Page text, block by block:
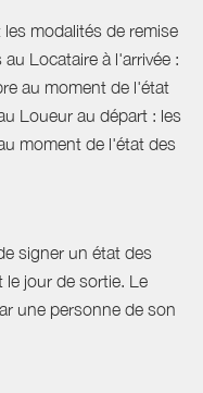
modalités de remise
Locataire à l'arrivée :
au moment de l'état
Loueur au départ : les
moment de l'état des
signer un état des
le jour de sortie. Le
une personne de son